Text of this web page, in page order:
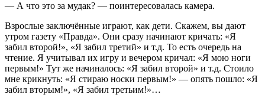
— А что это за мудак? — поинтересовалась камера.
Взрослые заключённые играют, как дети. Скажем, вы дают
утром газету «Правда». Они сразу начинают кричать: «Я
забил второй!», «Я забил третий» и т.д. То есть очередь на
чтение. Я учитывал их игру и вечером кричал: «Я мою ноги
первым!» Тут же начиналось: «Я забил второй» и т.д. Стоило
мне крикнуть: «Я стираю носки первым!» — опять пошло: «Я
забил вторым!», «Я забил третьим!»…